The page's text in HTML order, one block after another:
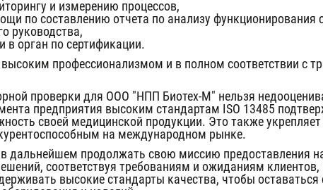
и измерению процессов,
по составлению отчета по анализу
руководства,
в орган по сертификации.
профессионализмом и в полном соответствии с
проверки для ООО "НПП Биотех-М" нельзя
предприятия высоким стандартам ISO 13485
своей медицинской продукции. Это также
на международном рынке.
продолжать свою миссию предоставления
соответствуя требованиям и ожиданиям
высокие стандарты качества, чтобы